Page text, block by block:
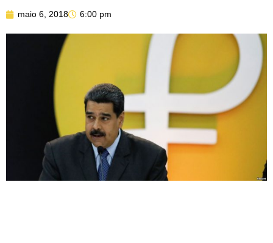
maio 6, 2018 6:00 pm